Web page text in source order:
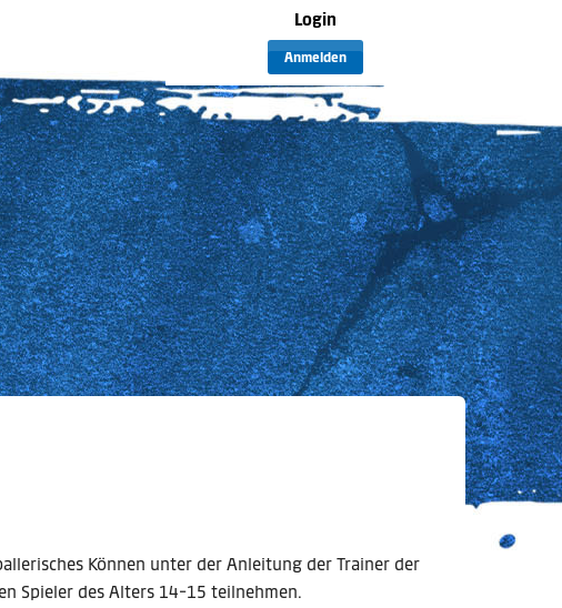
Login
Anmelden
Können unter der Anleitung der Trainer der
Spieler des Alters 14-15 teilnehmen.